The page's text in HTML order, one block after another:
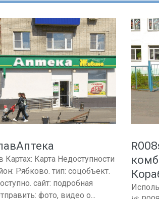
Картах: Карта Недоступности
Рябково. тип: соцобъект.
сайт: подробная
фото, видео о...